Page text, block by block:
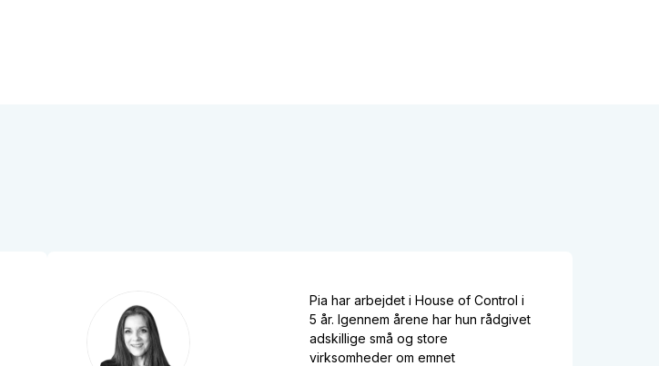
Pia har arbejdet i House of Control i
5 år. Igennem årene har hun rådgivet
adskillige små og store
virksomheder om emnet